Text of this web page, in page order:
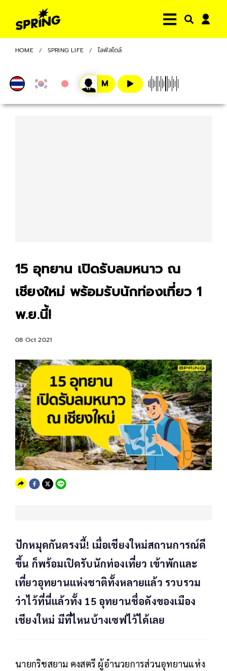
HOME SPRING LIFE ไลฟ์สไตล์
15 อุทยาน เปิดรับลมหนาว ณ
เชียงใหม่ พร้อมรับนักท่องเที่ยว 1
พ.ย.นี้!
08 Oct 2021
ปักหมุดกันตรงนี้! เมื่อเชียงใหม่สถานการณ์ดี
ขึ้น ก็พร้อมเปิดรับนักท่องเที่ยว เข้าพักและ
เที่ยวอุทยานแห่งชาติทั้งหลายแล้ว รวบรวม
ว่าไว้ที่นี่แล้วทั้ง 15 อุทยานชื่อดังของเมือง
เชียงใหม่ มีที่ไหนบ้างเซฟไว้ได้เลย
นายกริชสยาม คงสตรี ผู้อำนวยการส่วนอุทยานแห่ง